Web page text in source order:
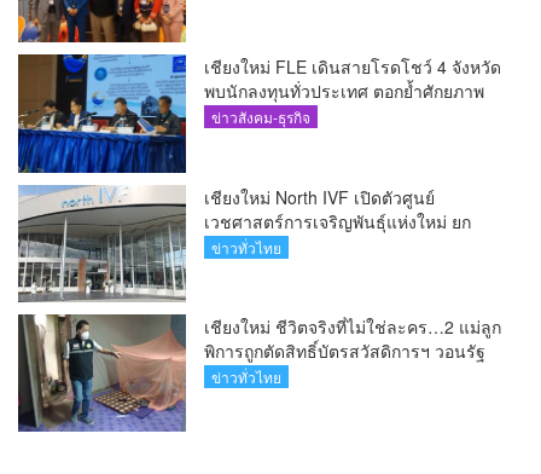
เชียงใหม่ FLE เดินสายโรดโชว์ 4 จังหวัด
พบนักลงทุนทั่วประเทศ ตอกย้ำศักยภาพ
ผู้นำธุรกิจระบบน้ำครบวงจร(คลิป)
ข่าวสังคม-ธุรกิจ
เชียงใหม่ North IVF เปิดตัวศูนย์
เวชศาสตร์การเจริญพันธุ์แห่งใหม่ ยก
ระดับเชียงใหม่สู่ ศูนย์กลางการรักษาผู้มี
ข่าวทั่วไทย
เชียงใหม่ ชีวิตจริงที่ไม่ใช่ละคร…2 แม่ลูก
พิการถูกตัดสิทธิ์บัตรสวัสดิการฯ วอนรัฐ
ทบทวนเกณฑ์ช่วยคนจน(คลิป)
ข่าวทั่วไทย